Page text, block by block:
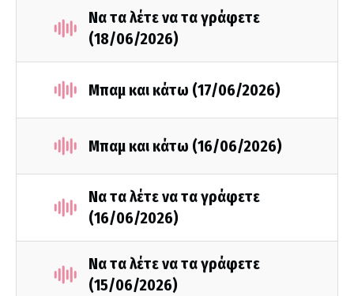
Να τα λέτε να τα γράφετε
(18/06/2026)
Μπαμ και κάτω (17/06/2026)
Μπαμ και κάτω (16/06/2026)
Να τα λέτε να τα γράφετε
(16/06/2026)
Να τα λέτε να τα γράφετε
(15/06/2026)